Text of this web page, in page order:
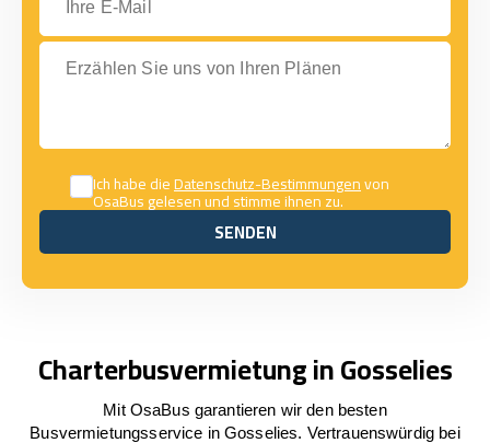
Erzählen Sie uns von Ihren Plänen
Ich habe dieDatenschutz-Bestimmungenvon
OsaBus gelesen und stimme ihnen zu.
SENDEN
SENDEN
Charterbusvermietung in Gosselies
Mit OsaBus garantieren wir den besten
Busvermietungsservice in Gosselies. Vertrauenswürdig bei